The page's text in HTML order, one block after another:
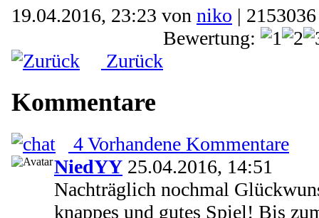
19.04.2016, 23:23 von niko |
Bewertung:
Zurück
Kommentare
4 Vorhandene Kommentare
NiedYY 25.04.2016, 14:51
Nachträglich nochmal
knappes und gutes Spiel! Bis